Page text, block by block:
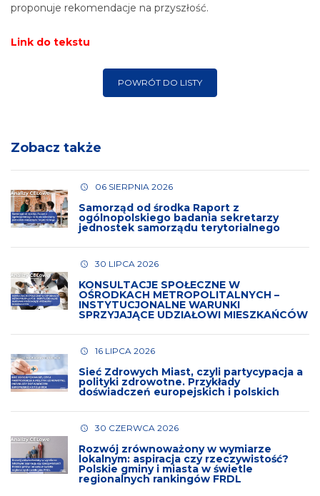
proponuje rekomendacje na przyszłość.
Link do tekstu
POWRÓT DO LISTY
Zobacz także
06 SIERPNIA 2026
Samorząd od środka Raport z
ogólnopolskiego badania sekretarzy
jednostek samorządu terytorialnego
30 LIPCA 2026
KONSULTACJE SPOŁECZNE W
OŚRODKACH METROPOLITALNYCH –
INSTYTUCJONALNE WARUNKI
SPRZYJAJĄCE UDZIAŁOWI MIESZKAŃCÓW
16 LIPCA 2026
Sieć Zdrowych Miast, czyli partycypacja a
polityki zdrowotne. Przykłady
doświadczeń europejskich i polskich
30 CZERWCA 2026
Rozwój zrównoważony w wymiarze
lokalnym: aspiracja czy rzeczywistość?
Polskie gminy i miasta w świetle
regionalnych rankingów FRDL